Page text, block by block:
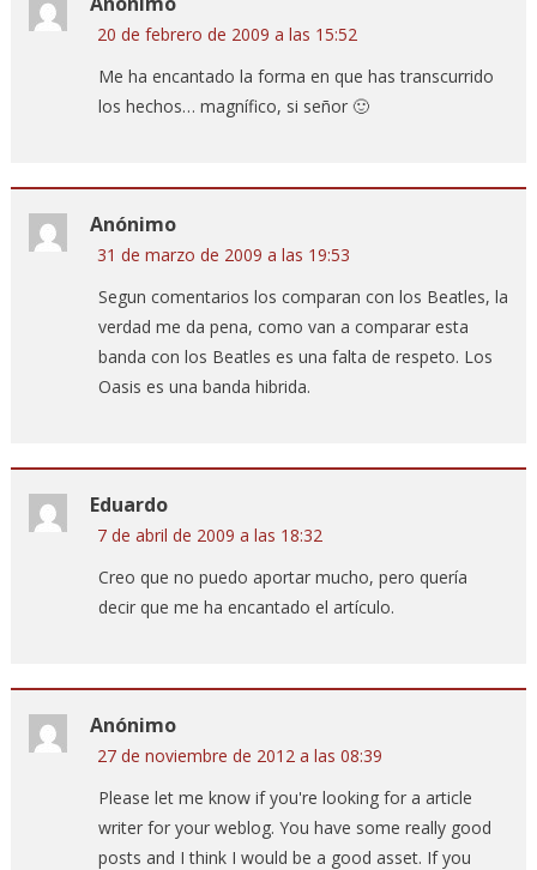
20 de febrero de 2009 a las 15:52
Me ha encantado la forma en que has transcurrido
los hechos… magnífico, si señor 🙂
Anónimo
31 de marzo de 2009 a las 19:53
Segun comentarios los comparan con los Beatles, la
verdad me da pena, como van a comparar esta
banda con los Beatles es una falta de respeto. Los
Oasis es una banda hibrida.
Eduardo
7 de abril de 2009 a las 18:32
Creo que no puedo aportar mucho, pero quería
decir que me ha encantado el artículo.
Anónimo
27 de noviembre de 2012 a las 08:39
Please let me know if you're looking for a article
writer for your weblog. You have some really good
posts and I think I would be a good asset. If you